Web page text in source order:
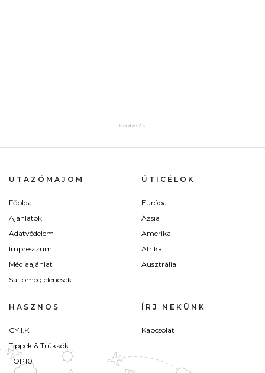
UTAZÓMAJOM
Főoldal
Ajánlatok
Adatvédelem
Impresszum
Médiaajánlat
Sajtómegjelenések
ÚTICÉLOK
Európa
Ázsia
Amerika
Afrika
Ausztrália
HASZNOS
GY.I.K.
Tippek & Trükkök
TOP10
ÍRJ NEKÜNK
Kapcsolat